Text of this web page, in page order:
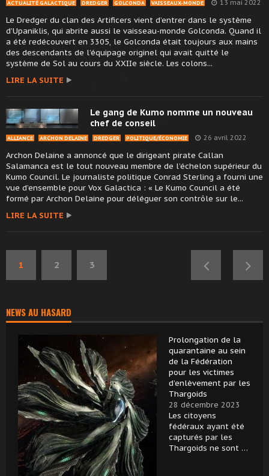
ACTUALITÉ GALACTIQUE DREDGER GOLCONDA VAISSEAUX-MONDE 13 mai 2022
Le Dredger du clan des Artificers vient d’entrer dans le système
d’Upaniklis, qui abrite aussi le vaisseau-monde Golconda. Quand il
a été redécouvert en 3305, le Golconda était toujours aux mains
des descendants de l’équipage originel qui avait quitté le
système de Sol au cours du XXIIe siècle. Les colons...
LIRE LA SUITE
Le gang de Kumo nomme un nouveau
chef de conseil
ALLIANCE ARCHON DELAINE DREDGER POLITIQUE/ÉCONOMIE 26 avril 2022
Archon Delaine a annoncé que le dirigeant pirate Callan
Salamanca est le tout nouveau membre de l’échelon supérieur du
Kumo Council. Le journaliste politique Conrad Sterling a fourni une
vue d’ensemble pour Vox Galactica : « Le Kumo Council a été
formé par Archon Delaine pour déléguer son contrôle sur le...
LIRE LA SUITE
1 2 3
NEWS AU HASARD
Prolongation de la
quarantaine au sein
de la Fédération
pour les victimes
d’enlèvement par les
Thargoids
28 décembre 2023
Les citoyens
fédéraux ayant été
capturés par les
Thargoids ne sont …